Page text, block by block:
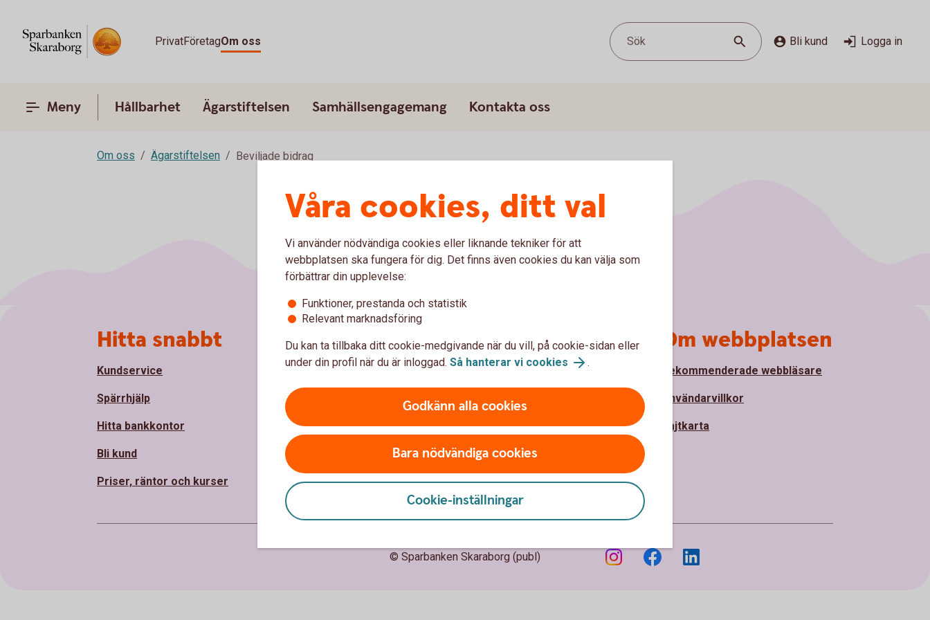
PrivatFöretagOm oss Sök Bli kund Logga in
Meny Hållbarhet Ägarstiftelsen Samhällsengagemang Kontakta oss
Om oss Ägarstiftelsen Beviljade bidrag
Våra cookies, ditt val
Vi använder nödvändiga cookies eller liknande tekniker för att
webbplatsen ska fungera för dig. Det finns även cookies du kan välja som
förbättrar din upplevelse:
Funktioner, prestanda och statistik
Relevant marknadsföring
Du kan ta tillbaka ditt cookie-medgivande när du vill, på cookie-sidan eller
under din profil när du är inloggad. Så hanterar vi cookies .
Godkänn alla cookies
Bara nödvändiga cookies
Cookie-inställningar
Hitta snabbt
Kundservice
Spärrhjälp
Hitta bankkontor
Bli kund
Priser, räntor och kurser
Om oss
Om Sparbanken Skaraborg
Hållbarhet
Samhällsengagemang
Press
Vår ägare - Sparbanksstiftelsen
Säkerhet och
integritet
Ta tillbaka cookie-medgivande
Så hanterar vi cookies
Behandling av personuppgifter
Bedrägeri och säkerhet
Om webbplatsen
Rekommenderade webbläsare
Användarvillkor
Sajtkarta
© Sparbanken Skaraborg (publ)